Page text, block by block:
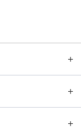
＋
＋
＋